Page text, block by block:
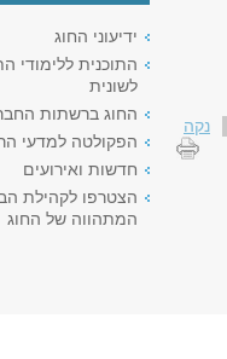
נקה
ידיעוני החוג
התוכנית ללימודי
לשונית
החוג ברשתות
הפקולטה למדעי
חדשות ואירועים
הצטרפו לקהילת
המתהווה של החוג